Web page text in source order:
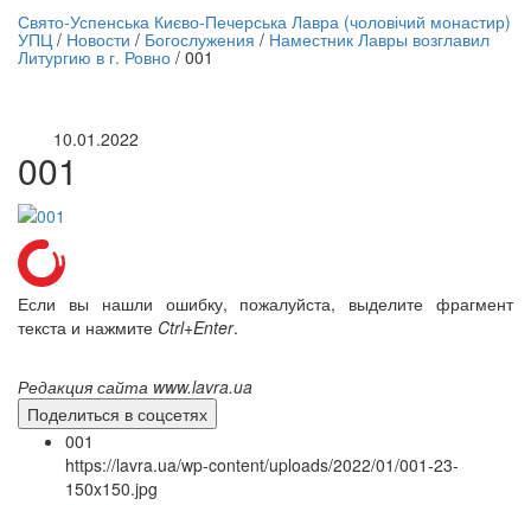
трансляция | 12 сентября
трансляции
Свято-Успенська Києво-Печерська Лавра (чоловічий монастир)
УПЦ / Новости / Богослужения / Наместник Лавры возглавил
Литургию в г. Ровно / 001
10.01.2022
001
Если вы нашли ошибку, пожалуйста, выделите фрагмент
текста и нажмите Ctrl+Enter.
Редакция сайта www.lavra.ua
Поделиться в соцсетях
001
https://lavra.ua/wp-content/uploads/2022/01/001-23-
150x150.jpg